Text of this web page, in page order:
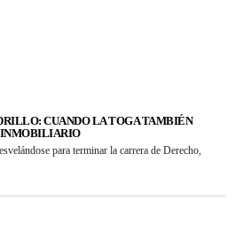
CUANDO LA TOGA TAMBIÉN
para terminar la carrera de Derecho,